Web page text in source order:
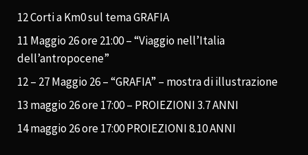
12 Corti a Km0 sul tema GRAFIA
11 Maggio 26 ore 21:00 – “Viaggio nell’Italia
dell’antropocene”
12 – 27 Maggio 26 – “GRAFIA” – mostra di illustrazione
13 maggio 26 ore 17:00 – PROIEZIONI 3.7 ANNI
14 maggio 26 ore 17:00 PROIEZIONI 8.10 ANNI